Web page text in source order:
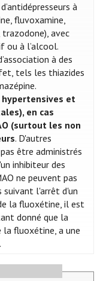
à
fluvoxamine,
avec
ou à l’alcool.
à des
tels les thiazides
et
en cas
(surtout les non
. D'autres
être administrés
inhibiteur des
ne peuvent pas
suivant l'arrêt d'un
la fluoxétine, il est
donné que la
fluoxétine, a une